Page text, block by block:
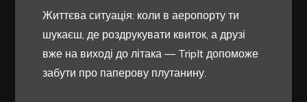
Життєва ситуація: коли в аеропорту ти
шукаєш, де роздрукувати квиток, а друзі
вже на виході до літака — TripIt допоможе
забути про паперову плутанину.